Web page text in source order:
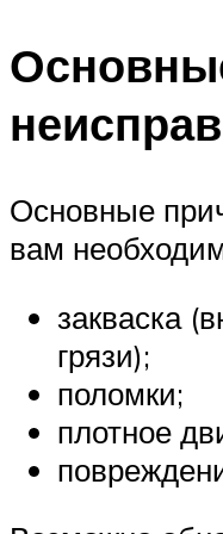
Основные
вам
закваска
грязи);
поломки;
плотное